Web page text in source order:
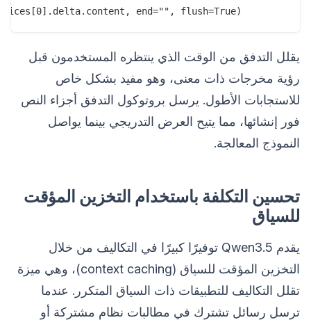
يقلل التدفق من الوقت الذي ينتظره المستخدمون قبل
رؤية مخرجات ذات معنى، وهو مفيد بشكل خاص
للاستجابات الأطول. يرسل بروتوكول التدفق أجزاء النص
فور إنشائها، مما يتيح العرض التدريجي بينما يواصل
النموذج المعالجة.
تحسين التكلفة باستخدام التخزين المؤقت
للسياق
يقدم Qwen3.5 توفيرًا كبيرًا في التكاليف من خلال
التخزين المؤقت للسياق (context caching)، وهي ميزة
تقلل التكاليف للتطبيقات ذات السياق المتكرر. عندما
ترسل رسائل تشترك في مطالبات نظام مشتركة أو